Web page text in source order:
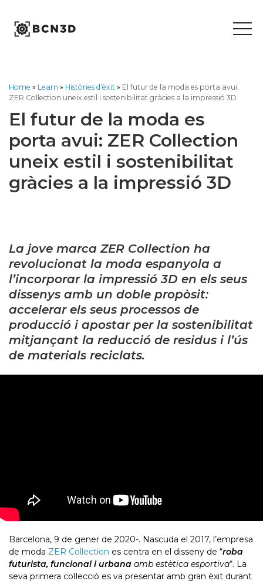
content
Home » Learn » Històries d'èxit » El futur de la moda es porta avui:
ZER Collection uneix estil i sostenibilitat gràcies a la impressió 3D
El futur de la moda es
porta avui: ZER Collection
uneix estil i sostenibilitat
gràcies a la impressió 3D
La jove marca ZER Collection ha
revolucionat la moda espanyola a
l’incorporar la impressió 3D en els seus
dissenys amb un doble propòsit:
accelerar els seus processos de
producció i apostar per la sostenibilitat
mitjançant la reducció de residus i l’ús
de materials reciclats.
Barcelona, ​​9 de gener de 2020-. Nascuda el 2017, l’empresa
de moda ZER Collection es centra en el disseny de “roba
futurista, funcional i urbana amb estètica esportiva“. La
seva primera col·lecció es va presentar amb gran èxit durant